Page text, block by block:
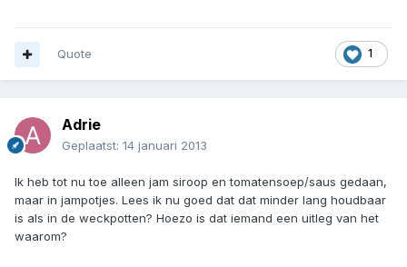
1
Quote
Adrie
Geplaatst: 14 januari 2013
Ik heb tot nu toe alleen jam siroop en tomatensoep/saus gedaan,
maar in jampotjes. Lees ik nu goed dat dat minder lang houdbaar
is als in de weckpotten? Hoezo is dat iemand een uitleg van het
waarom?